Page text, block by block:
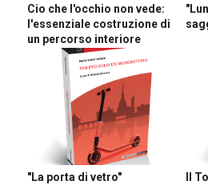
Cio che l'occhio non vede:
l'essenziale costruzione di
un percorso interiore
"La porta di vetro"
Il